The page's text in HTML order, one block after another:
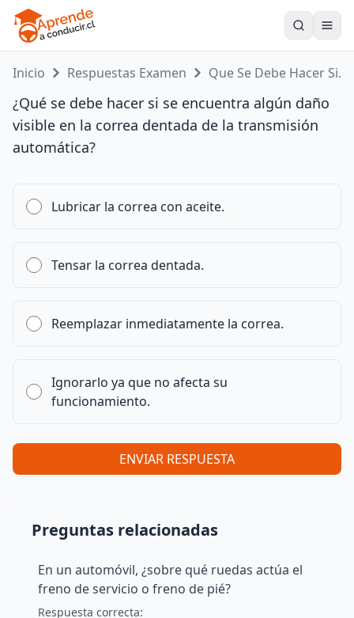
Inicio Respuestas Examen Que Se Debe Hacer Si...
¿Qué se debe hacer si se encuentra algún daño
visible en la correa dentada de la transmisión
automática?
Lubricar la correa con aceite.
Tensar la correa dentada.
Reemplazar inmediatamente la correa.
Ignorarlo ya que no afecta su
funcionamiento.
ENVIAR RESPUESTA
Preguntas relacionadas
En un automóvil, ¿sobre qué ruedas actúa el
freno de servicio o freno de pié?
Respuesta correcta: